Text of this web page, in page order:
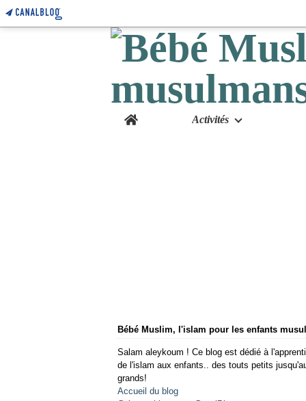
Home Activités
Bébé Muslim, l'islam pour les enfants
Salam aleykoum ! Ce blog est dédié à
de l'islam aux enfants.. des touts petits
grands!
Accueil du blog